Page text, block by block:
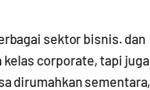
sektor bisnis. dan
kelas corporate, tapi juga
dirumahkan sementara,